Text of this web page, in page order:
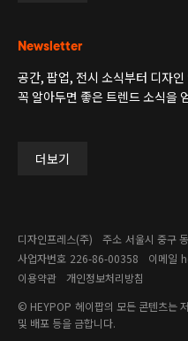
Newsletter
공간, 팝업, 전시 소식부터 디자인
꼭 알아두면 좋은 트렌드 소식을
더보기
디자인프레스(주) 주소 서울시 중구
사업자번호 226-86-00358​ 이메일
이용약관
개인정보처리방침
© HEYPOP 헤이팝의 모든 콘텐츠는
및 배포 등을 금합니다.